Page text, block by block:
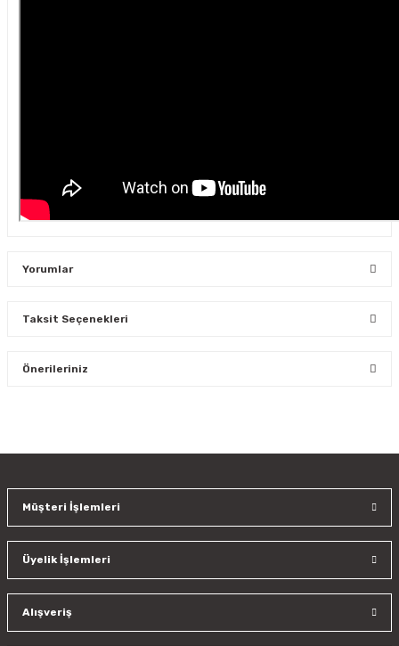
Yorumlar
Taksit Seçenekleri
Önerileriniz
Ürün resmi kalitesiz, bozuk veya görüntülenemiyor.
Ürün bilgilerinde hatalar bulunuyor.
Bu ürüne benzer farklı alternatifler olmalı.
Müşteri İşlemleri
Üyelik İşlemleri
Alışveriş